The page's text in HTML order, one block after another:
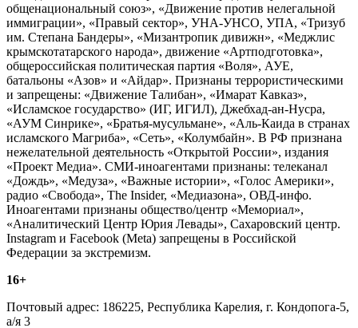
общенациональный союз», «Движение против нелегальной
иммиграции», «Правый сектор», УНА-УНСО, УПА, «Тризуб
им. Степана Бандеры», «Мизантропик дивижн», «Меджлис
крымскотатарского народа», движение «Артподготовка»,
общероссийская политическая партия «Воля», АУЕ,
батальоны «Азов» и «Айдар». Признаны террористическими
и запрещены: «Движение Талибан», «Имарат Кавказ»,
«Исламское государство» (ИГ, ИГИЛ), Джебхад-ан-Нусра,
«АУМ Синрике», «Братья-мусульмане», «Аль-Каида в странах
исламского Магриба», «Сеть», «Колумбайн». В РФ признана
нежелательной деятельность «Открытой России», издания
«Проект Медиа». СМИ-иноагентами признаны: телеканал
«Дождь», «Медуза», «Важные истории», «Голос Америки»,
радио «Свобода», The Insider, «Медиазона», ОВД-инфо.
Иноагентами признаны общество/центр «Мемориал»,
«Аналитический Центр Юрия Левады», Сахаровский центр.
Instagram и Facebook (Metа) запрещены в Российской
Федерации за экстремизм.
16+
Почтовый адрес: 186225, Республика Карелия, г. Кондопога-5,
а/я 3